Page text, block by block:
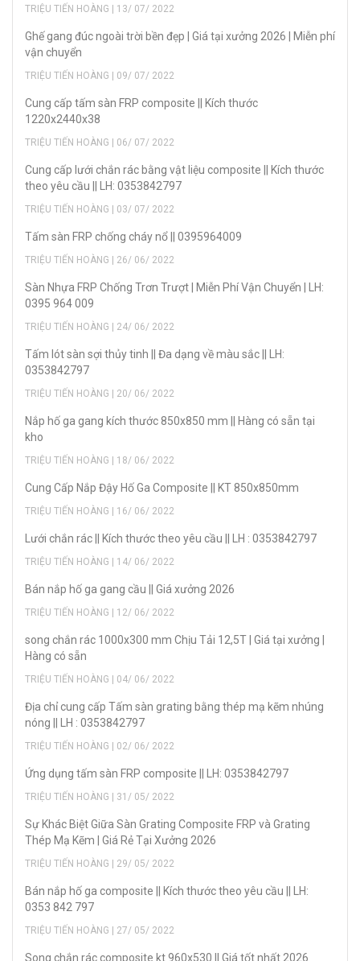
TRIỆU TIẾN HOÀNG | 13/ 07/ 2022
Ghế gang đúc ngoài trời bền đẹp | Giá tại xưởng 2026 | Miễn phí
vận chuyển
TRIỆU TIẾN HOÀNG | 09/ 07/ 2022
Cung cấp tấm sàn FRP composite || Kích thước
1220x2440x38
TRIỆU TIẾN HOÀNG | 06/ 07/ 2022
Cung cấp lưới chắn rác bằng vật liệu composite || Kích thước
theo yêu cầu || LH: 0353842797
TRIỆU TIẾN HOÀNG | 03/ 07/ 2022
Tấm sàn FRP chống cháy nổ || 0395964009
TRIỆU TIẾN HOÀNG | 26/ 06/ 2022
Sàn Nhựa FRP Chống Trơn Trượt | Miễn Phí Vận Chuyển | LH:
0395 964 009
TRIỆU TIẾN HOÀNG | 24/ 06/ 2022
Tấm lót sàn sợi thủy tinh || Đa dạng về màu sắc || LH:
0353842797
TRIỆU TIẾN HOÀNG | 20/ 06/ 2022
Nắp hố ga gang kích thước 850x850 mm || Hàng có sẵn tại
kho
TRIỆU TIẾN HOÀNG | 18/ 06/ 2022
Cung Cấp Nắp Đậy Hố Ga Composite || KT 850x850mm
TRIỆU TIẾN HOÀNG | 16/ 06/ 2022
Lưới chắn rác || Kích thước theo yêu cầu || LH : 0353842797
TRIỆU TIẾN HOÀNG | 14/ 06/ 2022
Bán nắp hố ga gang cầu || Giá xưởng 2026
TRIỆU TIẾN HOÀNG | 12/ 06/ 2022
song chắn rác 1000x300 mm Chịu Tải 12,5T | Giá tại xưởng |
Hàng có sẵn
TRIỆU TIẾN HOÀNG | 04/ 06/ 2022
Địa chỉ cung cấp Tấm sàn grating bằng thép mạ kẽm nhúng
nóng || LH : 0353842797
TRIỆU TIẾN HOÀNG | 02/ 06/ 2022
Ứng dụng tấm sàn FRP composite || LH: 0353842797
TRIỆU TIẾN HOÀNG | 31/ 05/ 2022
Sự Khác Biệt Giữa Sàn Grating Composite FRP và Grating
Thép Mạ Kẽm | Giá Rẻ Tại Xưởng 2026
TRIỆU TIẾN HOÀNG | 29/ 05/ 2022
Bán nắp hố ga composite || Kích thước theo yêu cầu || LH:
0353 842 797
TRIỆU TIẾN HOÀNG | 27/ 05/ 2022
Song chắn rác composite kt 960x530 || Giá tốt nhất 2026